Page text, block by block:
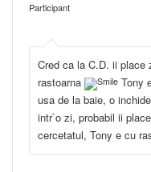
Participant
Cred ca la C.D. ii place
rastoarna
Tony
usa de la baie, o
intr`o zi, probabil ii
cercetatul, Tony e cu